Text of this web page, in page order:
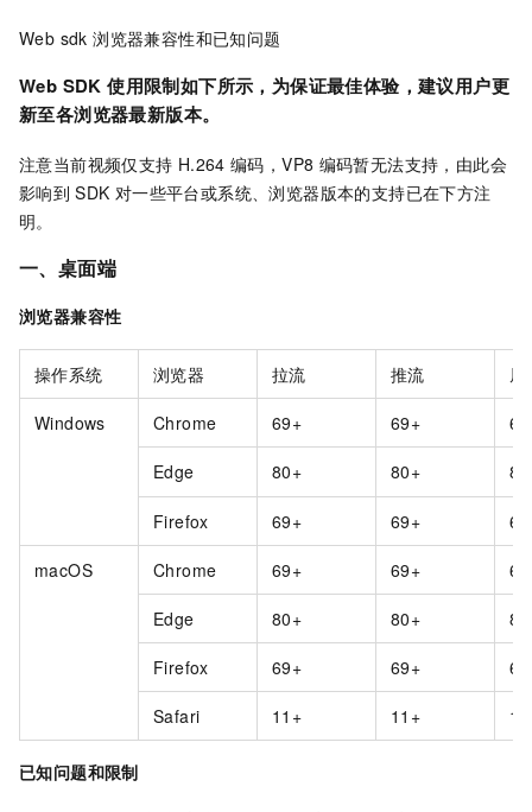
Web sdk 浏览器兼容性和已知问题
Web SDK 使用限制如下所示，为保证最佳体验，建议用户更
新至各浏览器最新版本。
注意当前视频仅支持 H.264 编码，VP8 编码暂无法支持，由此会
影响到 SDK 对一些平台或系统、浏览器版本的支持已在下方注
明。
一、桌面端
浏览器兼容性
操作系统 浏览器 拉流 推流
Windows Chrome 69+ 69+
Edge 80+ 80+
Firefox 69+ 69+
macOS Chrome 69+ 69+
Edge 80+ 80+
Firefox 69+ 69+
Safari 11+ 11+
已知问题和限制